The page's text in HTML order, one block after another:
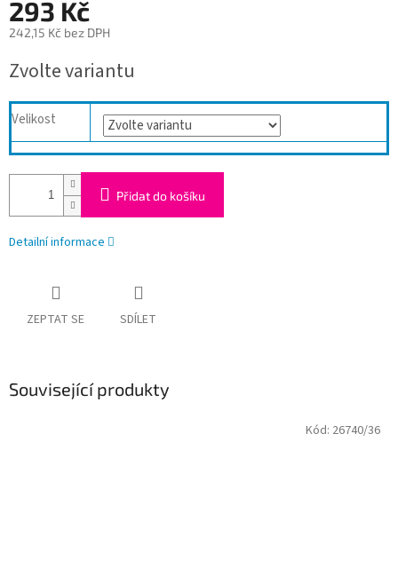
293 Kč
242,15 Kč bez DPH
cena:
Zvolte variantu
Velikost
Přidat do košíku
Detailní informace
ZEPTAT SE SDÍLET
Související produkty
Kód: 26740/36